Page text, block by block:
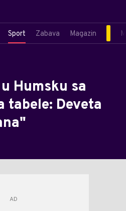
Sport Zabava Magazin
Humsku sa
tabele: Deveta